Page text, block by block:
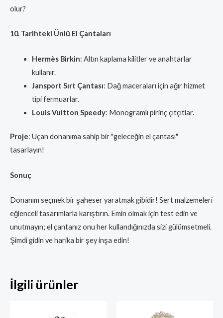
olur?
10. Tarihteki Ünlü El Çantaları
Hermès Birkin: Altın kaplama kilitler ve anahtarlar
kullanır.
Jansport Sırt Çantası: Dağ maceraları için ağır hizmet
tipi fermuarlar.
Louis Vuitton Speedy: Monogramlı pirinç çıtçıtlar.
Proje: Uçan donanıma sahip bir "geleceğin el çantası"
tasarlayın!
Sonuç
Donanım seçmek bir şaheser yaratmak gibidir! Sert malzemeleri
eğlenceli tasarımlarla karıştırın. Emin olmak için test edin ve
unutmayın; el çantanız onu her kullandığınızda sizi gülümsetmeli.
Şimdi gidin ve harika bir şey inşa edin!
İlgili ürünler